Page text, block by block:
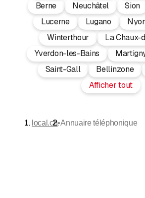
Berne
Neuchâtel Sion
Lucerne
Lugano
Winterthour
La Chaux-
Yverdon-les-Bains
Saint-Gall
Bellinzone
Afficher tout
local.ch•Annuaire téléphonique